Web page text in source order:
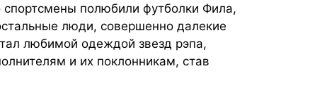
спортсмены полюбили футболки Фила,
люди, совершенно далекие
любимой одеждой звезд рэпа,
и их поклонникам, став